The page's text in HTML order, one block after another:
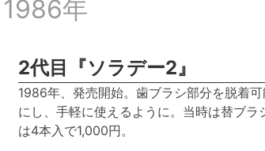
1986年
2代目『ソラデー2』
1986年、発売開始。歯ブラシ部分を脱着
にし、手軽に使えるように。当時は替ブラ
は4本入で1,000円。